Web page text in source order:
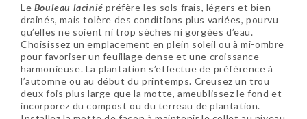
Le Bouleau lacinié préfère les sols frais, légers et bien
drainés, mais tolère des conditions plus variées, pourvu
qu’elles ne soient ni trop sèches ni gorgées d’eau.
Choisissez un emplacement en plein soleil ou à mi-ombre
pour favoriser un feuillage dense et une croissance
harmonieuse. La plantation s’effectue de préférence à
l’automne ou au début du printemps. Creusez un trou
deux fois plus large que la motte, ameublissez le fond et
incorporez du compost ou du terreau de plantation.